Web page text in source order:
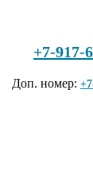
+7-917-
Доп. номер: